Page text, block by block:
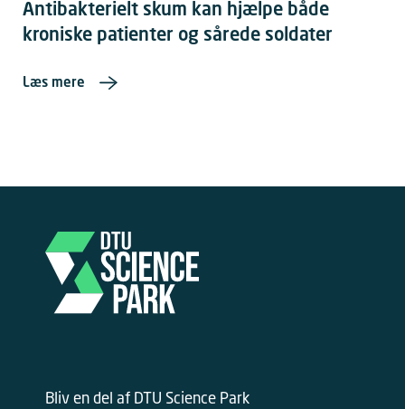
Antibakterielt skum kan hjælpe både
kroniske patienter og sårede soldater
Læs mere
Bliv en del af DTU Science Park